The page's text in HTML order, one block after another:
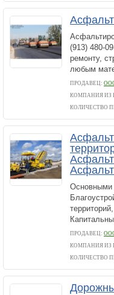
(913) 480-
ремонту,
любым
ПРОДАВЕЦ:
КОМПАНИЯ ИЗ
КОЛИЧЕСТВО
Основными
ПРОДАВЕЦ:
КОМПАНИЯ ИЗ
КОЛИЧЕСТВО